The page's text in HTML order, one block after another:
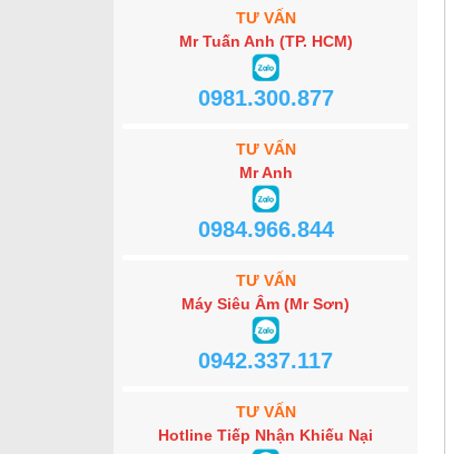
TƯ VẤN
Mr Tuấn Anh (TP. HCM)
0981.300.877
TƯ VẤN
Mr Anh
0984.966.844
TƯ VẤN
Máy Siêu Âm (Mr Sơn)
0942.337.117
TƯ VẤN
Hotline Tiếp Nhận Khiếu Nại